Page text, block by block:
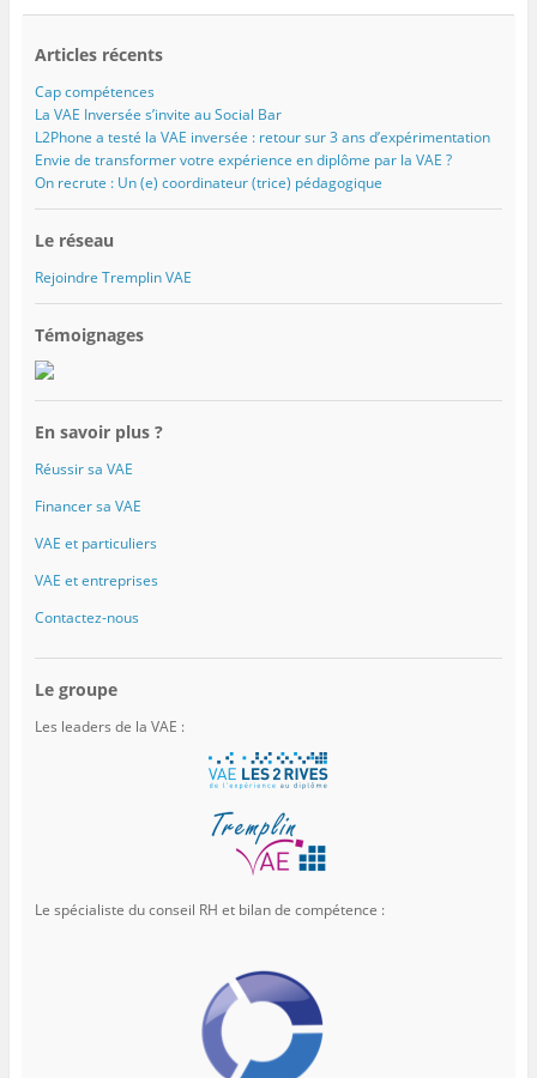
Articles récents
Cap compétences
La VAE Inversée s’invite au Social Bar
L2Phone a testé la VAE inversée : retour sur 3 ans d’expérimentation
Envie de transformer votre expérience en diplôme par la VAE ?
On recrute : Un (e) coordinateur (trice) pédagogique
Le réseau
Rejoindre Tremplin VAE
Témoignages
En savoir plus ?
Réussir sa VAE
Financer sa VAE
VAE et particuliers
VAE et entreprises
Contactez-nous
Le groupe
Les leaders de la VAE :
Le spécialiste du conseil RH et bilan de compétence :